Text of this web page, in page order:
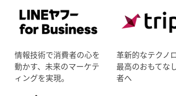
情報技術で消費者の心を
動かす、未来のマーケテ
ィングを実現。
革新的なテクノ
最高のおもてな
者へ